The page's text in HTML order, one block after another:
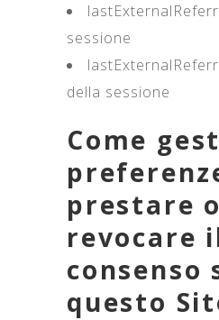
sessione
della sessione
Come
prestare o
revocare
consenso
questo